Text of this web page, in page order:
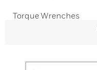
Torque Wrenches